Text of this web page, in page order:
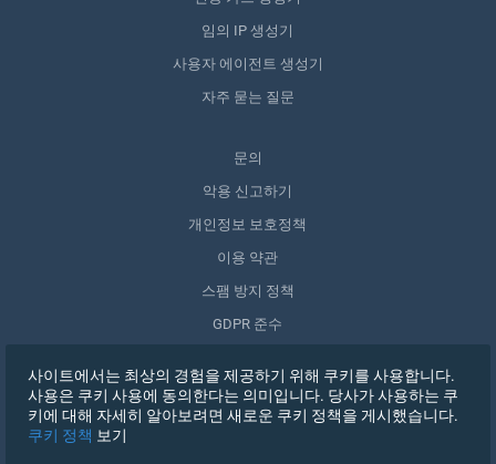
임의 IP 생성기
사용자 에이전트 생성기
자주 묻는 질문
문의
악용 신고하기
개인정보 보호정책
이용 약관
스팸 방지 정책
GDPR 준수
동의 철회
사이트에서는 최상의 경험을 제공하기 위해 쿠키를 사용합니다.
사용은 쿠키 사용에 동의한다는 의미입니다. 당사가 사용하는 쿠
키에 대해 자세히 알아보려면 새로운 쿠키 정책을 게시했습니다.
쿠키 정책 보기